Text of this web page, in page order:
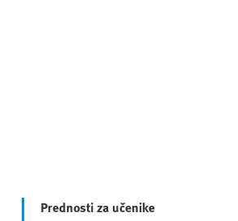
Prednosti za učenike